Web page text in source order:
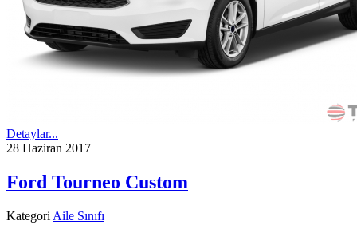
Detaylar...
28 Haziran 2017
Ford Tourneo Custom
Kategori Aile Sınıfı